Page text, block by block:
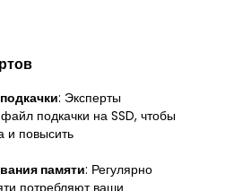
: Эксперты
подкачки на SSD, чтобы
и повысить
памяти: Регулярно